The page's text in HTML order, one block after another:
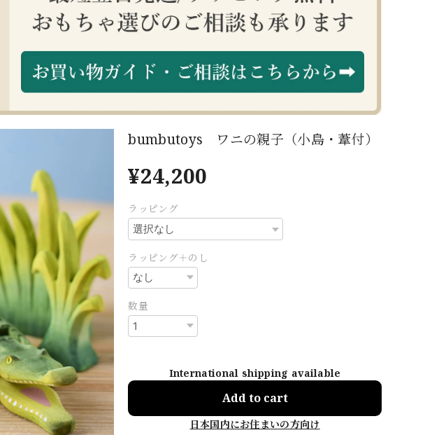
bumbutoys ワニの親子（小島・葦付）
¥24,200
ラッピング
ラッピング＋のし
数量
International shipping available
Add to cart
日本国内にお住まいの方向け